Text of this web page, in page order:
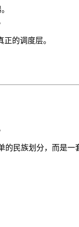
的调度层。
民族划分，而是一